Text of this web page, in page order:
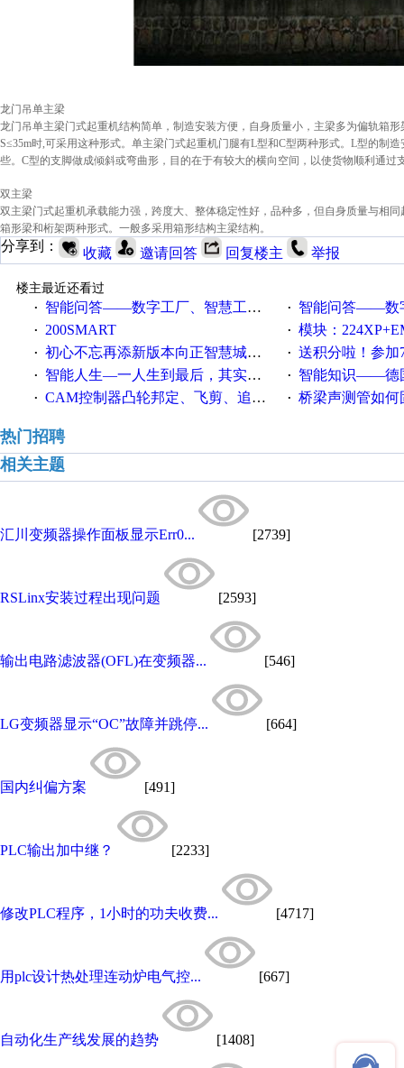
龙门吊单主梁
龙门吊单主梁门式起重机结构简单，制造安装方便，自身质量小，主梁多为偏轨箱
S≤35m时,可采用这种形式。单主梁门式起重机门腿有L型和C型两种形式。L型的制
些。C型的支脚做成倾斜或弯曲形，目的在于有较大的横向空间，以使货物顺利通过
双主梁
双主梁门式起重机承载能力强，跨度大、整体稳定性好，品种多，但自身质量与相
箱形梁和桁架两种形式。一般多采用箱形结构主梁结构。
分享到： 收藏 邀请回答 回复楼主 举报
楼主最近还看过
·
智能问答——数字工厂、智慧工厂和智能制造三者的区别是什么？ · 智能问答——数字化工厂与
· 200SMART · 模块：
· 初心不忘再添新版本向正智慧城市云展厅3.0版亮相 · 送积分啦！参加7月6日
· 智能人生—一人生到最后，其实拼的都是人品 · 智能知识——德国工业崛起
· CAM控制器凸轮邦定、飞剪、追剪等C功能块 · 桥梁声测管如何固
热门招聘
相关主题
汇川变频器操作面板显示Err0... [2739]
RSLinx安装过程出现问题 [2593]
输出电路滤波器(OFL)在变频器... [546]
LG变频器显示“OC”故障并跳停... [664]
国内纠偏方案 [491]
PLC输出加中继？ [2233]
修改PLC程序，1小时的功夫收费... [4717]
用plc设计热处理连动炉电气控... [667]
自动化生产线发展的趋势 [1408]